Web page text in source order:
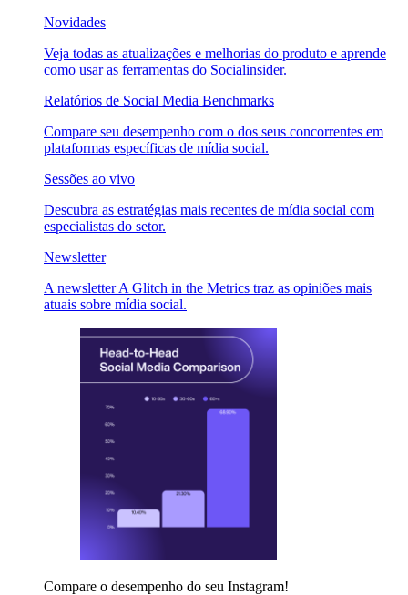
Novidades
Veja todas as atualizações e melhorias do produto e aprende
como usar as ferramentas do Socialinsider.
Relatórios de Social Media Benchmarks
Compare seu desempenho com o dos seus concorrentes em
plataformas específicas de mídia social.
Sessões ao vivo
Descubra as estratégias mais recentes de mídia social com
especialistas do setor.
Newsletter
A newsletter A Glitch in the Metrics traz as opiniões mais
atuais sobre mídia social.
Compare o desempenho do seu Instagram!